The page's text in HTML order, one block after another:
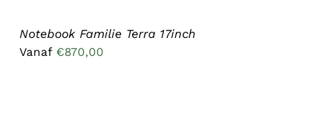
VARIATIES.
DEZE
OPTIE
Notebook Familie Terra 17inch
Vanaf €870,00